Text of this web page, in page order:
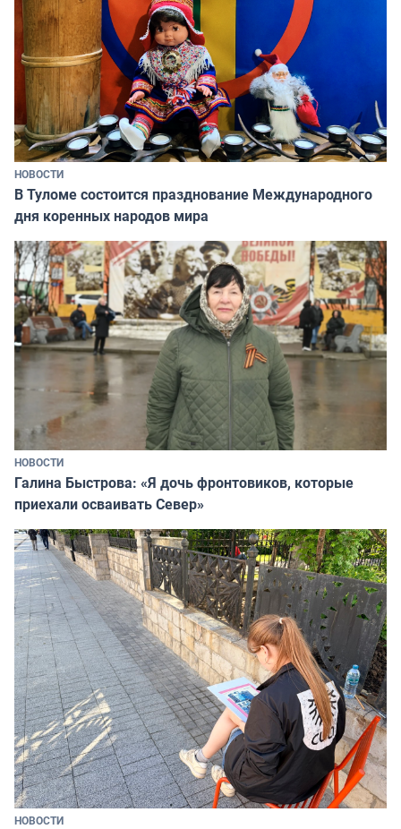
НОВОСТИ
В Туломе состоится празднование Международного
дня коренных народов мира
НОВОСТИ
Галина Быстрова: «Я дочь фронтовиков, которые
приехали осваивать Север»
НОВОСТИ